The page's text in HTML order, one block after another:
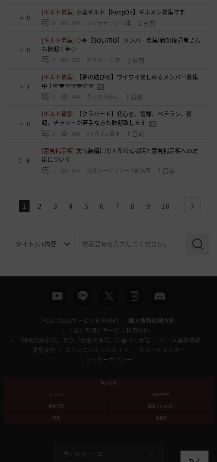
0
[ギルド募集]小型ギルド【KeepOn】ギルメン募集です
0 381 シアラナーザ-日本 1 日前
0
[ギルド募集]◇🔶【SOLATIO】メンバー募集!新規復帰者さん
も歓迎！🔶◇
0 331 たりほー-日本 1 日前
1
[ギルド募集]
【夢の結びめ】ワイワイ楽しめるメンバー募集
中！🩷🧡💛💚💙🩵💜
0 344 花ノひろみん 1 日前
0
[ギルド募集]
【クラバート】初心者、復帰、ベテラン、移
籍、チャットが苦手な方も歓迎致します
0 340 xマキナx-日本 1 日前
4
[意見掲示板] 太古装備に関する公式説明と意見掲示板への対
応について
1 357 浅井ジークフリード配信者 1 日前
1 2 3 4 5 6 7 8 9 10 next
検
Pearl Abyssサービス利用規約
個人情報処理方針
「黒い砂漠」サービス利用規約
「特定商取引法」及び「資金決済法」に基づく表記
ゲーム基本情報
運営会社
ファンコンテンツガイド
サポートセンター
クッキーポリシー
黒い砂漠
ジャンル
MMORPG
課金形態
基本プレイ無料
対象
全年齢
黒い砂漠 - 日本